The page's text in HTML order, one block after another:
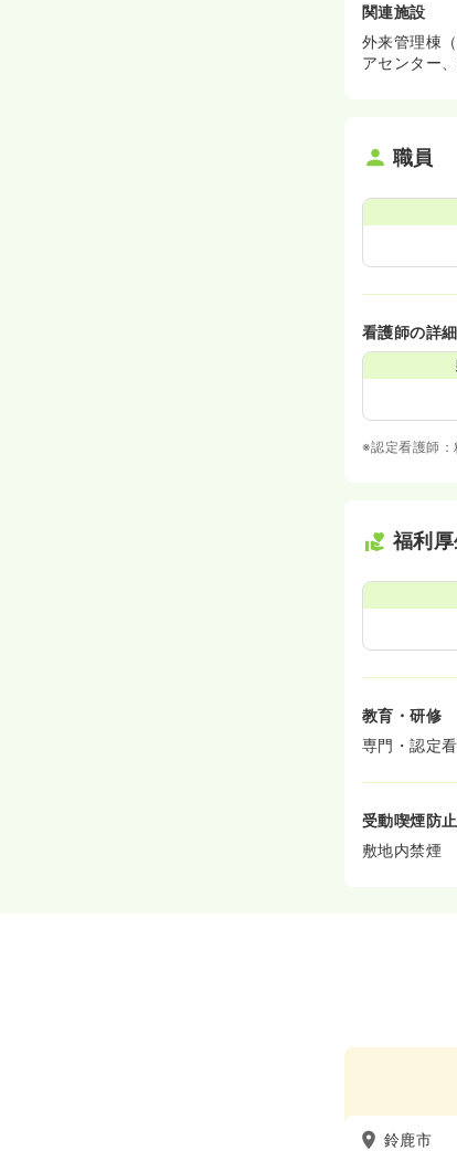
関連施設
外来管理棟
アセンター
職員
看護師の詳細
※認定看護師：
福利
教育・研修
専門・認定
受動喫煙防
敷地内禁煙
鈴鹿市